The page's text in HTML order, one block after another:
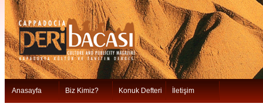
Anasayfa Biz Kimiz? Konuk Defteri İletişim